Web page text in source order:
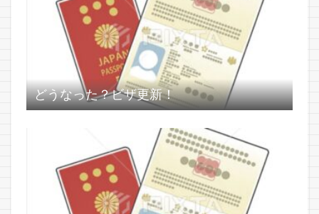
どうなった？ビザ更新！